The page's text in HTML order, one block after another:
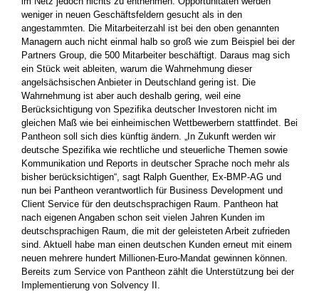
weniger in neuen Geschäftsfeldern gesucht als in den
angestammten. Die Mitarbeiterzahl ist bei den oben genannten
Managern auch nicht einmal halb so groß wie zum Beispiel bei der
Partners Group, die 500 Mitarbeiter beschäftigt. Daraus mag sich
ein Stück weit ableiten, warum die Wahrnehmung dieser
angelsächsischen Anbieter in Deutschland ­gering ist. Die
Wahrnehmung ist aber auch deshalb gering, weil eine
Berücksichtigung von Spezifika deutscher Investoren nicht im
gleichen Maß wie bei einheimischen Wettbewerbern stattfindet. Bei
Pantheon soll sich dies künftig ändern. „In ­Zukunft werden wir
deutsche Spezifika wie rechtliche und steuerliche Themen sowie
Kommunikation und Reports in deutscher Sprache noch mehr als
bisher berücksichtigen“, sagt Ralph Guenther, Ex-BMP-AG und
nun bei Pantheon verantwortlich für Business Development und
Client Service für den deutschsprachigen Raum. Pantheon hat
nach eigenen Angaben schon seit vielen Jahren Kunden im
deutschsprachigen Raum, die mit der geleisteten Arbeit ­zufrieden
sind. Aktuell habe man einen deutschen Kunden erneut mit einem
neuen mehrere hundert Millionen-Euro-Mandat gewinnen können.
Bereits zum ­Service von Pantheon zählt die Unterstützung bei der
­Implementierung von Solvency II.